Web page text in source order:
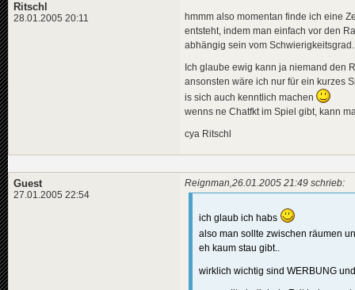
Ritschl
28.01.2005 20:11
hmmm also momentan finde ich eine
entsteht, indem man einfach vor den
abhängig sein vom Schwierigkeitsgrad.
Ich glaube ewig kann ja niemand den
ansonsten wäre ich nur für ein kurzes
is sich auch kenntlich machen
wenns ne Chatfkt im Spiel gibt, kann
cya Ritschl
Guest
27.01.2005 22:54
Reignman,26.01.2005 21:49 schrieb:
ich glaub ich habs
also man sollte zwischen räumen
eh kaum stau gibt..
wirklich wichtig sind WERBUNG